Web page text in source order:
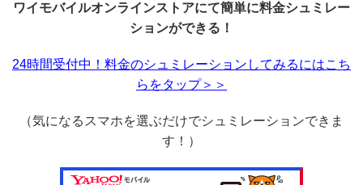
ワイモバイルオンラインストアにて簡単に料金シュミレー
ションができる！
24時間受付中！料金のシュミレーションしてみるにはこち
らをタップ＞＞
（気になるスマホを選ぶだけでシュミレーションできま
す！）